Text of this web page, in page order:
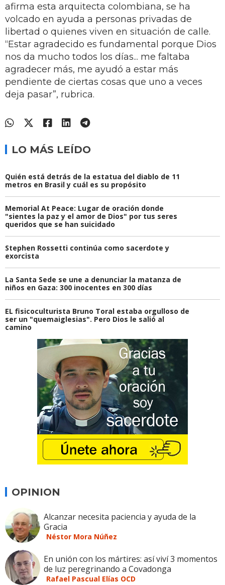
afirma esta arquitecta colombiana, se ha
volcado en ayuda a personas privadas de
libertad o quienes viven en situación de calle.
“Estar agradecido es fundamental porque Dios
nos da mucho todos los días... me faltaba
agradecer más, me ayudó a estar más
pendiente de ciertas cosas que uno a veces
deja pasar”, rubrica.
LO MÁS LEÍDO
Quién está detrás de la estatua del diablo de 11
metros en Brasil y cuál es su propósito
Memorial At Peace: Lugar de oración donde
"sientes la paz y el amor de Dios" por tus seres
queridos que se han suicidado
Stephen Rossetti continúa como sacerdote y
exorcista
La Santa Sede se une a denunciar la matanza de
niños en Gaza: 300 inocentes en 300 días
EL fisicoculturista Bruno Toral estaba orgulloso de
ser un "quemaiglesias". Pero Dios le salió al
camino
OPINION
Alcanzar necesita paciencia y ayuda de la
Gracia
Néstor Mora Núñez
En unión con los mártires: así viví 3 momentos
de luz peregrinando a Covadonga
Rafael Pascual Elías OCD